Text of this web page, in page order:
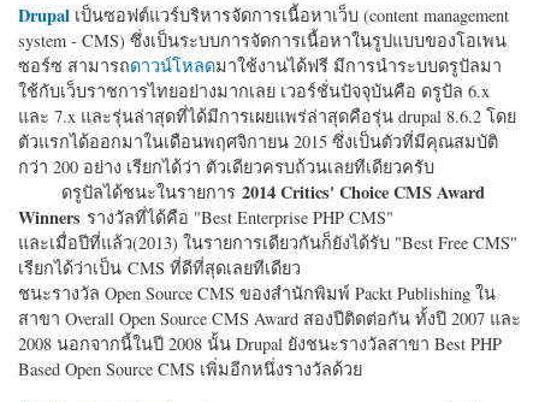
Drupal เป็นซอฟต์แวร์บริหารจัดการเนื้อหาเว็บ (content management
system - CMS) ซึ่งเป็นระบบการจัดการเนื้อหาในรูปแบบของโอเพน
ซอร์ซ สามารถดาวน์โหลดมาใช้งานได้ฟรี มีการนำระบบดรูปัลมา
ใช้กับเว็บราชการไทยอย่างมากเลย เวอร์ชั่นปัจจุบันคือ ดรูปัล 6.x
และ 7.x และรุ่นล่าสุดที่ได้มีการเผยแพร่ล่าสุดคือรุ่น drupal 8.6.2 โดย
ตัวแรกได้ออกมาในเดือนพฤศจิกายน 2015 ซึ่งเป็นตัวที่มีคุณสมบัติ
กว่า 200 อย่าง เรียกได้ว่า ตัวเดียวครบถ้วนเลยทีเดียวครับ
ดรูปัลได้ชนะในรายการ 2014 Critics' Choice CMS Award
Winners รางวัลที่ได้คือ "Best Enterprise PHP CMS"
และเมื่อปีที่แล้ว(2013) ในรายการเดียวกันก็ยังได้รับ "Best Free CMS"
เรียกได้ว่าเป็น CMS ที่ดีที่สุดเลยทีเดียว
ชนะรางวัล Open Source CMS ของสำนักพิมพ์ Packt Publishing ใน
สาขา Overall Open Source CMS Award สองปีติดต่อกัน ทั้งปี 2007 และ
2008 นอกจากนี้ในปี 2008 นั้น Drupal ยังชนะรางวัลสาขา Best PHP
Based Open Source CMS เพิ่มอีกหนึ่งรางวัลด้วย